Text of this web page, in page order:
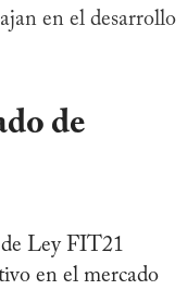
en el desarrollo
de
Ley FIT21
en el mercado